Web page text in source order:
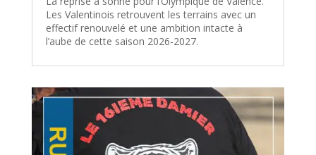
Les Valentinois retrouvent les terrains avec un
effectif renouvelé et une ambition intacte à
l’aube de cette saison 2026-2027.